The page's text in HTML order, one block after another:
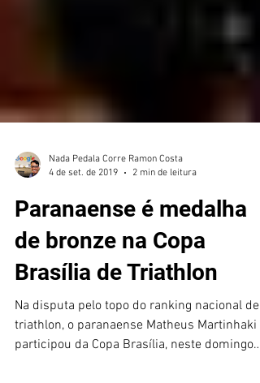
Nada Pedala Corre Ramon Costa
4 de set. de 2019
2 min de leitura
Paranaense é medalha
de bronze na Copa
Brasília de Triathlon